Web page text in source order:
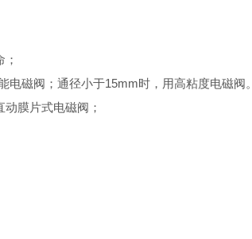
磁阀；通径小于15mm时，用高粘度电磁阀。
膜片式电磁阀；